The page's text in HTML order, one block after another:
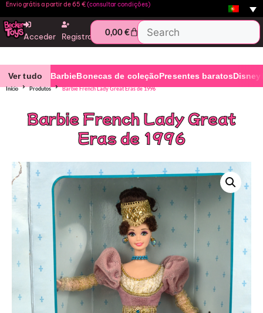
Envio grátis a partir de 65 €(consultar condições)
Acceder Registro 0,00€
Ver tudo BarbieBonecas de coleçãoPresentes baratosDisney
Início Produtos Barbie French Lady Great Eras de 1996
Barbie French Lady Great
Eras de 1996